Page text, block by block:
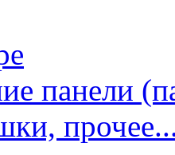
панели